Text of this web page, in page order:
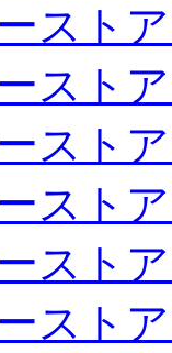
スト
スト
スト
スト
スト
スト